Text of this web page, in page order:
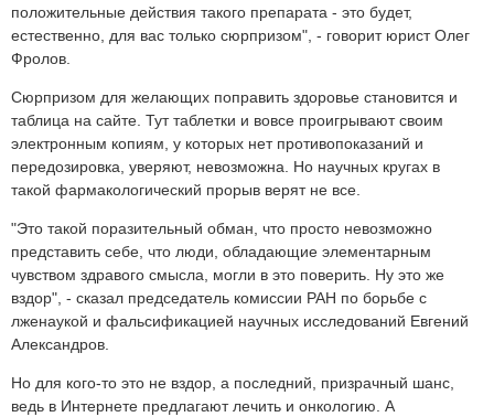
положительные действия такого препарата - это будет,
естественно, для вас только сюрпризом", - говорит юрист Олег
Фролов.
Сюрпризом для желающих поправить здоровье становится и
таблица на сайте. Тут таблетки и вовсе проигрывают своим
электронным копиям, у которых нет противопоказаний и
передозировка, уверяют, невозможна. Но научных кругах в
такой фармакологический прорыв верят не все.
"Это такой поразительный обман, что просто невозможно
представить себе, что люди, обладающие элементарным
чувством здравого смысла, могли в это поверить. Ну это же
вздор", - сказал председатель комиссии РАН по борьбе с
лженаукой и фальсификацией научных исследований Евгений
Александров.
Но для кого-то это не вздор, а последний, призрачный шанс,
ведь в Интернете предлагают лечить и онкологию. А